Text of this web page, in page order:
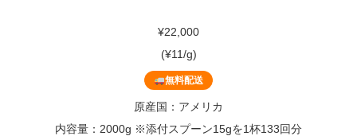
¥22,000
(¥11/g)
無料配送
原産国：アメリカ
内容量：2000g ※添付スプーン15gを1杯133回分